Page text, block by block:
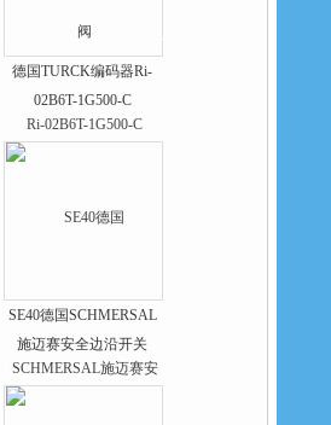
德国TURCK编码器Ri-
02B6T-1G500-C
SE40德国SCHMERSAL
施迈赛安全边沿开关